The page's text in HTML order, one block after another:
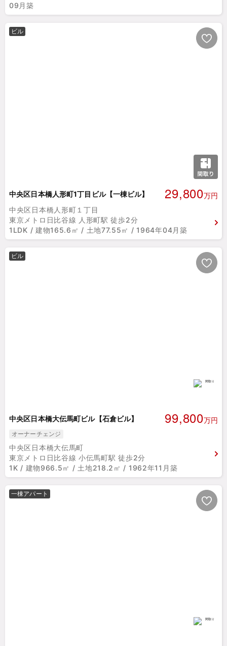
09月築
ビル
中央区日本橋人形町1丁目ビル【一棟ビル】 29,800万円
中央区日本橋人形町１丁目
東京メトロ日比谷線 人形町駅 徒歩2分
1LDK / 建物165.6㎡ / 土地77.55㎡ / 1964年04月築
ビル
中央区日本橋大伝馬町ビル【石倉ビル】 99,800万円
オーナーチェンジ
中央区日本橋大伝馬町
東京メトロ日比谷線 小伝馬町駅 徒歩2分
1K / 建物966.5㎡ / 土地218.2㎡ / 1962年11月築
一棟アパート